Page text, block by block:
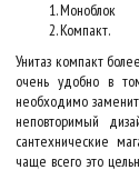
Моноблок
Компакт.
Унитаз компакт
очень удобно в
необходимо
неповторимый
сантехнические
чаще всего это